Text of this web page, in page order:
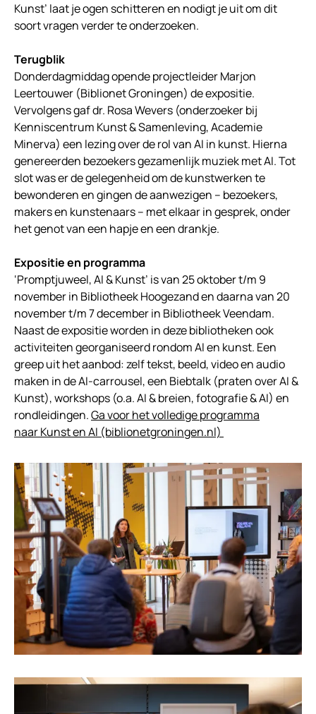
Kunst’ laat je ogen schitteren en nodigt je uit om dit
soort vragen verder te onderzoeken.
Terugblik
Donderdagmiddag opende projectleider Marjon
Leertouwer (Biblionet Groningen) de expositie.
Vervolgens gaf dr. Rosa Wevers (onderzoeker bij
Kenniscentrum Kunst & Samenleving, Academie
Minerva) een lezing over de rol van AI in kunst. Hierna
genereerden bezoekers gezamenlijk muziek met AI. Tot
slot was er de gelegenheid om de kunstwerken te
bewonderen en gingen de aanwezigen – bezoekers,
makers en kunstenaars – met elkaar in gesprek, onder
het genot van een hapje en een drankje.
Expositie en programma
‘Promptjuweel, AI & Kunst’ is van 25 oktober t/m 9
november in Bibliotheek Hoogezand en daarna van 20
november t/m 7 december in Bibliotheek Veendam.
Naast de expositie worden in deze bibliotheken ook
activiteiten georganiseerd rondom AI en kunst. Een
greep uit het aanbod: zelf tekst, beeld, video en audio
maken in de AI-carrousel, een Biebtalk (praten over AI &
Kunst), workshops (o.a. AI & breien, fotografie & AI) en
rondleidingen.Ga voor het volledige programma
naar Kunst en AI (biblionetgroningen.nl)